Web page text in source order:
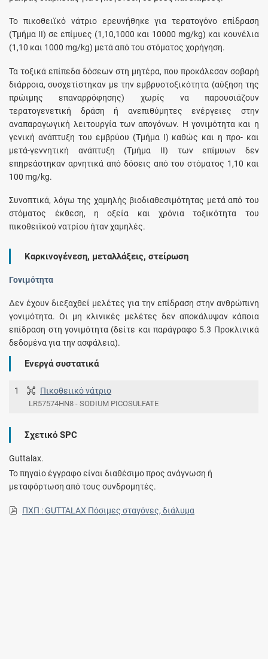
Το πικοθειϊκό νάτριο ερευνήθηκε για τερατογόνο επίδραση
(Τμήμα ΙΙ) σε επίμυες (1,10,1000 και 10000 mg/kg) και κουνέλια
(1,10 και 1000 mg/kg) μετά από του στόματος χορήγηση.
Τα τοξικά επίπεδα δόσεων στη μητέρα, που προκάλεσαν σοβαρή
διάρροια, συσχετίστηκαν με την εμβρυοτοξικότητα (αύξηση της
πρώιμης επαναρρόφησης) χωρίς να παρουσιάζουν
τερατογενετική δράση ή ανεπιθύμητες ενέργειες στην
αναπαραγωγική λειτουργία των απογόνων. Η γονιμότητα και η
γενική ανάπτυξη του εμβρύου (Τμήμα Ι) καθώς και η προ- και
μετά-γεννητική ανάπτυξη (Τμήμα ΙΙ) των επίμυων δεν
επηρεάστηκαν αρνητικά από δόσεις από του στόματος 1,10 και
100 mg/kg.
Συνοπτικά, λόγω της χαμηλής βιοδιαθεσιμότητας μετά από του
στόματος έκθεση, η οξεία και χρόνια τοξικότητα του
πικοθειϊκού νατρίου ήταν χαμηλές.
Καρκινογένεση, μεταλλάξεις, στείρωση
Γονιμότητα
Δεν έχουν διεξαχθεί μελέτες για την επίδραση στην ανθρώπινη
γονιμότητα. Οι μη κλινικές μελέτες δεν αποκάλυψαν κάποια
επίδραση στη γονιμότητα (δείτε και παράγραφο 5.3 Προκλινικά
δεδομένα για την ασφάλεια).
Ενεργά συστατικά
1 Πικοθειικό νάτριο
LR57574HN8 - SODIUM PICOSULFATE
Σχετικό SPC
Guttalax.
Το πηγαίο έγγραφο είναι διαθέσιμο προς ανάγνωση ή
μεταφόρτωση από τους συνδρομητές.
ΠΧΠ : GUTTALAX Πόσιμες σταγόνες, διάλυμα